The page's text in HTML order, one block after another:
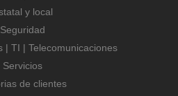
y local
Seguridad
| TI | Telecomunicaciones
Servicios
de clientes